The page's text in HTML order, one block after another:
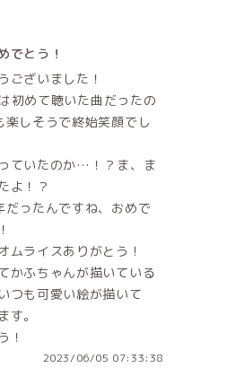
でとう！
ございました！
初めて聴いた曲だったの
楽しそうで終始笑顔でし
ていたのか…！？ま、ま
よ！？
だったんですね、おめで
ムライスありがとう！
かふちゃんが描いている
つも可愛い絵が描いて
す。
！
2023/06/05 07:33:38